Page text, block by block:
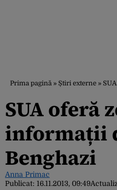
Prima pagină » Știri externe »
SUA oferă
informații
Benghazi
Anna Primac
Publicat: 16.11.2013, 09:49